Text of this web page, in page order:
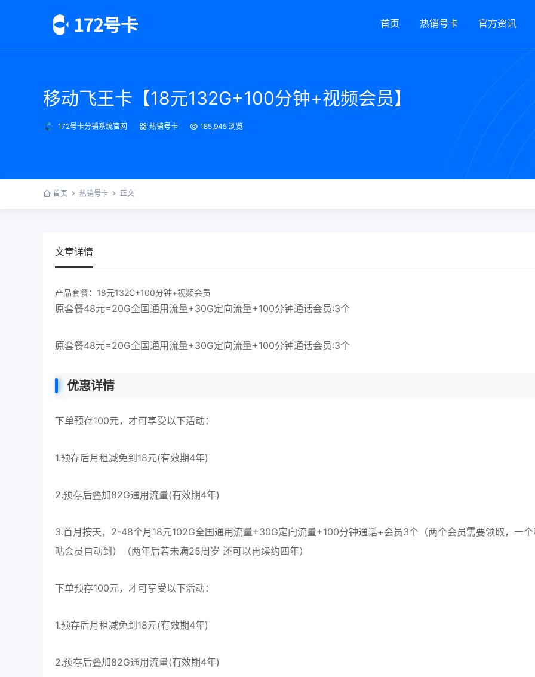
首页 热销号卡 官方资讯
移动飞王卡【18元132G+100分钟+视频会员】
172号卡分销系统官网 热销号卡 185,945 浏览
首页 热销号卡 正文
文章详情
产品套餐：18元132G+100分钟+视频会员
原套餐48元=20G全国通用流量+30G定向流量+100分钟通话会员:3个
原套餐48元=20G全国通用流量+30G定向流量+100分钟通话会员:3个
优惠详情
下单预存100元，才可享受以下活动：
1.预存后月租减免到18元(有效期4年)
2.预存后叠加82G通用流量(有效期4年)
3.首月按天，2-48个月18元102G全国通用流量+30G定向流量+100分钟通话+会员3个（两个会员需要领取，一
咕会员自动到）（两年后若未满25周岁 还可以再续约四年）
下单预存100元，才可享受以下活动：
1.预存后月租减免到18元(有效期4年)
2.预存后叠加82G通用流量(有效期4年)